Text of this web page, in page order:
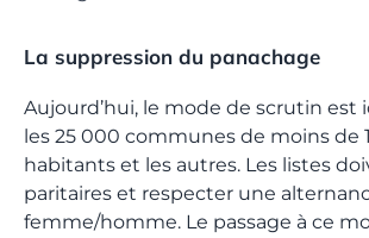
La suppression du panachage
Aujourd’hui, le mode de scrutin est
les 25 000 communes de moins de
habitants et les autres. Les listes
paritaires et respecter une
femme/homme. Le passage à ce